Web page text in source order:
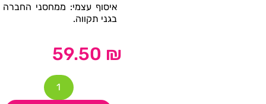
איסוף עצמי: ממחסני החברה
בגני תקווה.
59.50 ₪